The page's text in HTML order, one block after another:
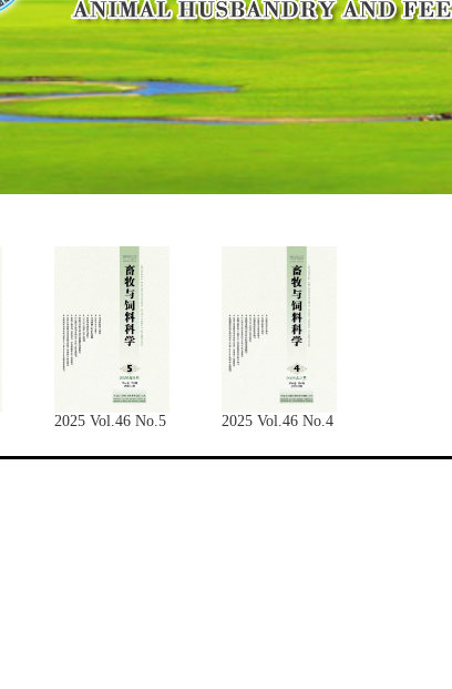
2025 Vol.46 No.5 2025 Vol.46 No.4